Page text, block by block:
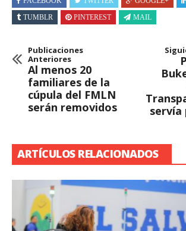
TUMBLR
PINTEREST MAIL
Publicaciones
Anteriores
Al menos 20
familiares de la
cúpula del FMLN
serán removidos
servía
ARTÍCULOS RELACIONADOS